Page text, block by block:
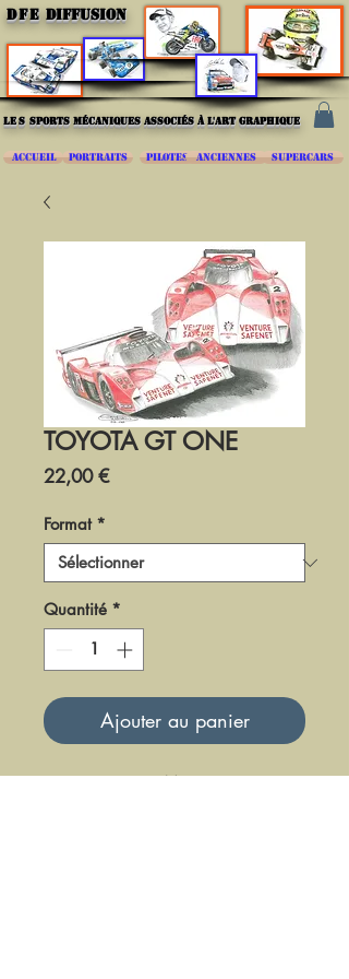
DFE DIFFUSION
les sports mécaniques associés à l'art graphique
ACCUEIL PORTRAITS PILOTES ANCIENNES SUPERCARS
TOYOTA GT ONE
22,00 €Prix
Format *
Quantité *
Ajouter au panier
DF-LM-99-1